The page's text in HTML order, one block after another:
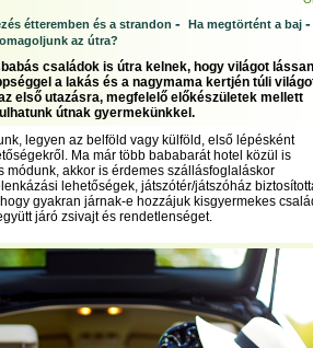
étteremben és a strandon - Ha megtörtént a baj -
az útra?
családok is útra kelnek, hogy világot
a lakás és a nagymama kertjén túli
első utazásra, megfelelő előkészületek mellett
útnak gyermekünkkel.
legyen az belföld vagy külföld, első lépésként
Ma már több bababarát hotel közül is
módunk, akkor is érdemes szállásfoglaláskor
lehetőségek, játszótér/játszóház
gyakran járnak-e hozzájuk kisgyermekes
járó zsivajt és rendetlenséget.